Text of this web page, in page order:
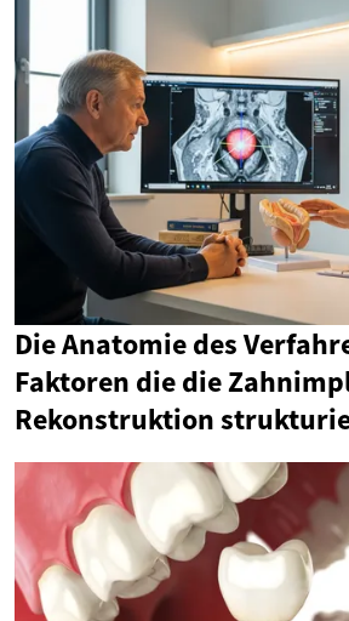
Die Anatomie des
Faktoren die die
Rekonstruktion